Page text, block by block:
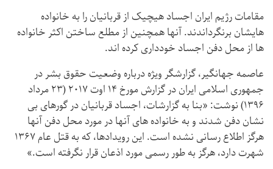
مقامات رژیم ایران اجساد هیچیک از قربانیان را به خانواده
هایشان برنگرداندند. آنها همچنین از مطلع ساختن اکثر خانواده
ها از محل دفن اجساد خودداری کرده اند.
عاصمه جهانگیر، گزارشگر ویژه درباره وضعیت حقوق بشر در
جمهوری اسلامی ایران در گزارش مورخ ۱۴ اوت ۲۰۱۷ (۲۳ مرداد
۱۳۹۶) نوشت:‌ «بنا به گزارشات، اجساد قربانیان در گورهای بی
نشان دفن شدند و به خانواده های آنها در مورد محل دفن آنها
هرگز اطلاع رسانی نشده است. این رویدادها، که به قتل عام ۱۳۶۷
شهرت دارد، هرگز به طور رسمی مورد اذعان قرار نگرفته است.»